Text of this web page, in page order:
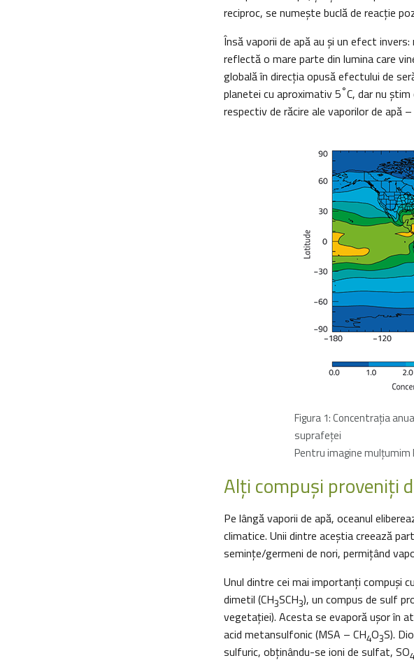
reciproc, se numește buclă de reacţie
Însă vaporii de apă au şi un efect
reflectă o mare parte din lumina care
globală în direcția opusă efectului de
planetei cu aproximativ 5°C, dar nu
respectiv de răcire ale vaporilor de apă
Figura 1: Concentraţia
suprafeţei
Pentru imagine mulţumim
Alţi compuşi proveniţi
Pe lângă vaporii de apă, oceanul
climatice. Unii dintre aceștia creează
semințe/germeni de nori, permiţând
Unul dintre cei mai importanți compuși
dimetil (CH3SCH3), un compus de sulf
vegetaţiei). Acesta se evaporă ușor în
acid metansulfonic (MSA – CH4O3S).
sulfuric, obținându-se ioni de sulfat, SO4